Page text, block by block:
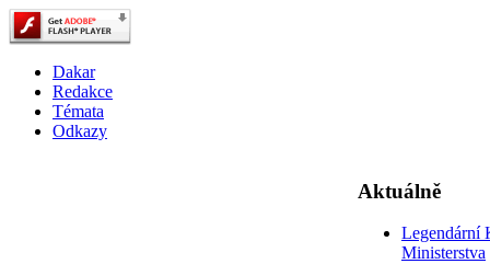
Dakar
Redakce
Témata
Odkazy
Aktuálně
Legendární
Ministerstva